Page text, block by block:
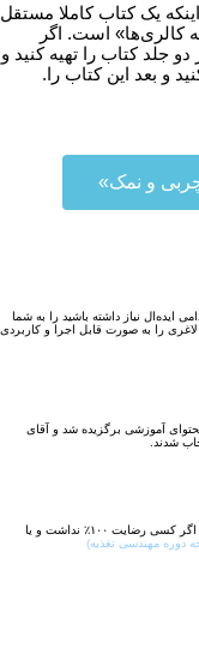
یک کتاب کاملا مستقل
کالری‌ها» است. اگر
جلد کتاب را تهیه کنید و
و بعد این کتاب را.
چربی و نمک»
ایده‌‌ال نیاز داشته باشید را به شما
را به صورت قابل اجرا و کاربردی
در سال ۹۶ به عنوان بهترین محتوای آموزشی برگزیده شد و آقای
این دوره به قدری بی‌نظیر، جامع و کاربردی است که گارانتی می‌کنیم اگر کسی رضایت ۱۰۰٪ نداشت و یا
دوره مهندسی تغذیه)